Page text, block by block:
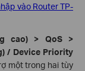
vào Router TP-
cao) > QoS >
/ Device Priority
một trong hai tùy